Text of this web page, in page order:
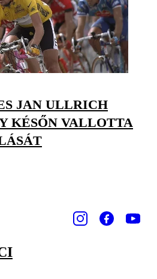
JAN ULLRICH
KÉSŐN VALLOTTA